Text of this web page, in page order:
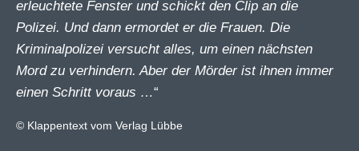
erleuchtete Fenster und schickt den Clip an die
Polizei. Und dann ermordet er die Frauen. Die
Kriminalpolizei versucht alles, um einen nächsten
Mord zu verhindern. Aber der Mörder ist ihnen immer
einen Schritt voraus …“
© Klappentext vom Verlag Lübbe